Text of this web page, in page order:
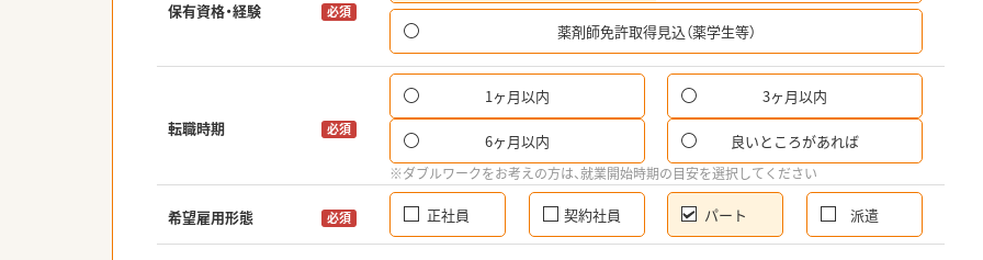
保有資格・経験 必須
薬剤師免許取得見込（薬学生等）
転職時期 必須
1ヶ月以内 3ヶ月以内
6ヶ月以内 良いところがあれば
※ダブルワークをお考えの方は、就業開始時期の目安を選択してください
希望雇用形態 必須 正社員 契約社員 パート 派遣